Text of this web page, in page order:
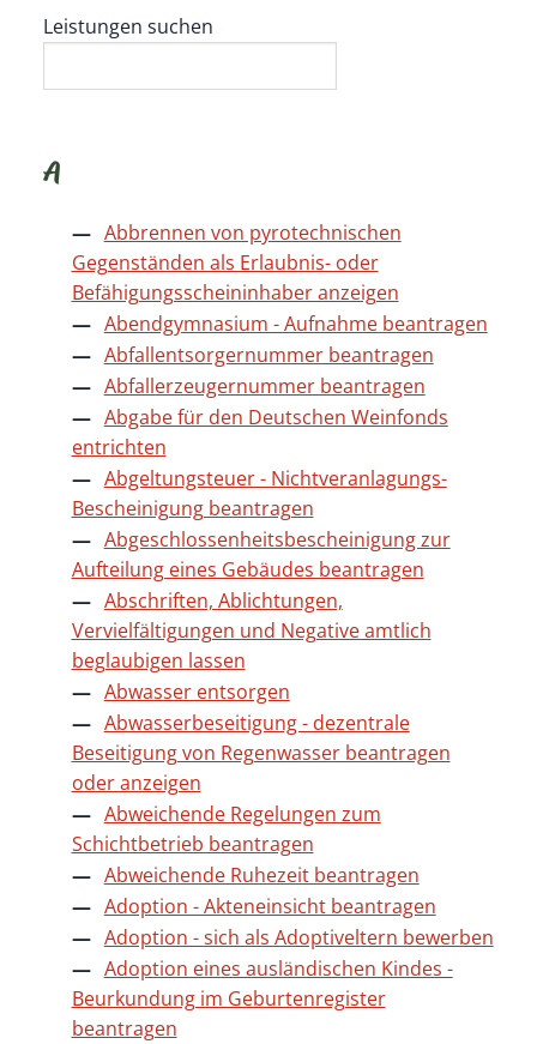
Leistungen suchen
A
Abbrennen von pyrotechnischen
Gegenständen als Erlaubnis- oder
Befähigungsscheininhaber anzeigen
Abendgymnasium - Aufnahme beantragen
Abfallentsorgernummer beantragen
Abfallerzeugernummer beantragen
Abgabe für den Deutschen Weinfonds
entrichten
Abgeltungsteuer - Nichtveranlagungs-
Bescheinigung beantragen
Abgeschlossenheitsbescheinigung zur
Aufteilung eines Gebäudes beantragen
Abschriften, Ablichtungen,
Vervielfältigungen und Negative amtlich
beglaubigen lassen
Abwasser entsorgen
Abwasserbeseitigung - dezentrale
Beseitigung von Regenwasser beantragen
oder anzeigen
Abweichende Regelungen zum
Schichtbetrieb beantragen
Abweichende Ruhezeit beantragen
Adoption - Akteneinsicht beantragen
Adoption - sich als Adoptiveltern bewerben
Adoption eines ausländischen Kindes -
Beurkundung im Geburtenregister
beantragen